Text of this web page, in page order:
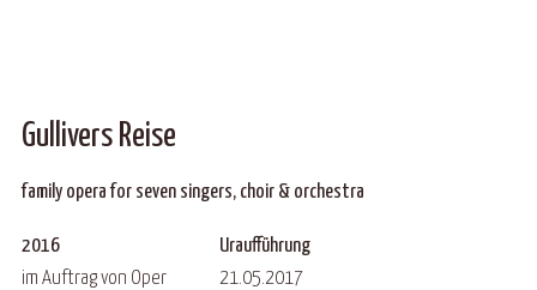
Gullivers Reise
family opera for seven singers, choir & orchestra
2016
im Auftrag von Oper
Uraufführung
21.05.2017